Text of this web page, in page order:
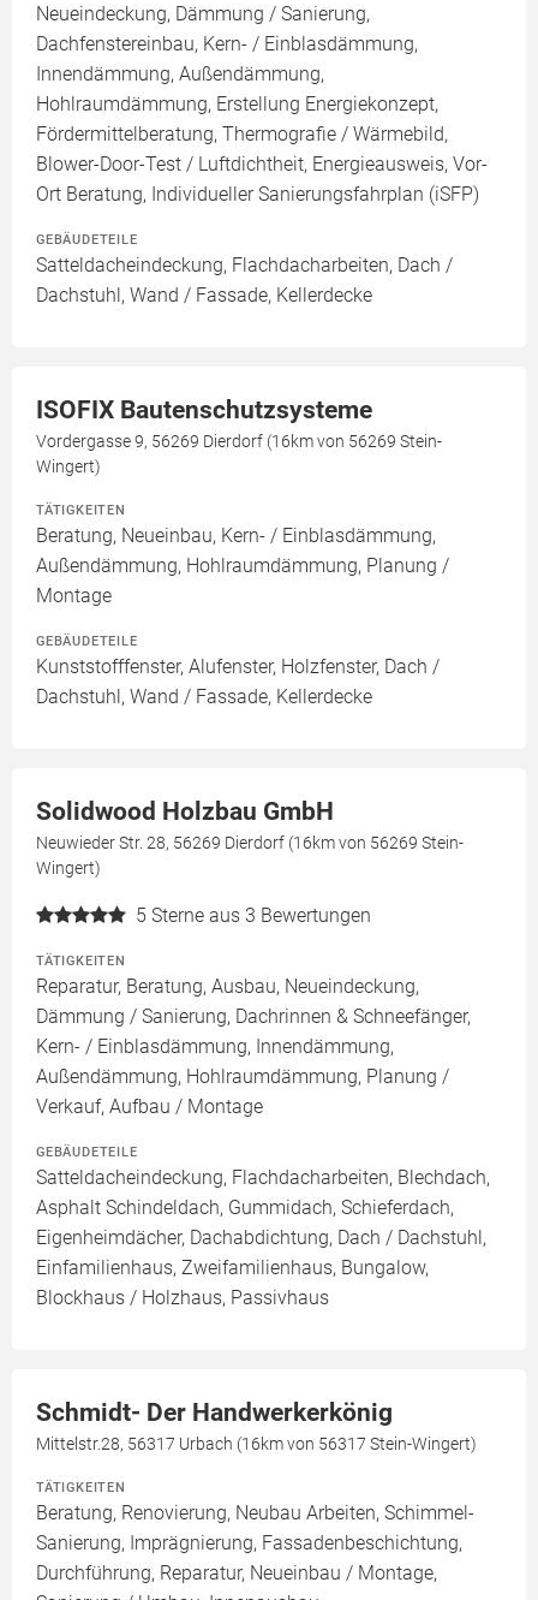
Neueindeckung, Dämmung / Sanierung,
Dachfenstereinbau, Kern- / Einblasdämmung,
Innendämmung, Außendämmung,
Hohlraumdämmung, Erstellung Energiekonzept,
Fördermittelberatung, Thermografie / Wärmebild,
Blower-Door-Test / Luftdichtheit, Energieausweis, Vor-
Ort Beratung, Individueller Sanierungsfahrplan (iSFP)
GEBÄUDETEILE
Satteldacheindeckung, Flachdacharbeiten, Dach /
Dachstuhl, Wand / Fassade, Kellerdecke
ISOFIX Bautenschutzsysteme
Vordergasse 9, 56269 Dierdorf (16km von 56269 Stein-
Wingert)
TÄTIGKEITEN
Beratung, Neueinbau, Kern- / Einblasdämmung,
Außendämmung, Hohlraumdämmung, Planung /
Montage
GEBÄUDETEILE
Kunststofffenster, Alufenster, Holzfenster, Dach /
Dachstuhl, Wand / Fassade, Kellerdecke
Solidwood Holzbau GmbH
Neuwieder Str. 28, 56269 Dierdorf (16km von 56269 Stein-
Wingert)
5 Sterne aus 3 Bewertungen
TÄTIGKEITEN
Reparatur, Beratung, Ausbau, Neueindeckung,
Dämmung / Sanierung, Dachrinnen & Schneefänger,
Kern- / Einblasdämmung, Innendämmung,
Außendämmung, Hohlraumdämmung, Planung /
Verkauf, Aufbau / Montage
GEBÄUDETEILE
Satteldacheindeckung, Flachdacharbeiten, Blechdach,
Asphalt Schindeldach, Gummidach, Schieferdach,
Eigenheimdächer, Dachabdichtung, Dach / Dachstuhl,
Einfamilienhaus, Zweifamilienhaus, Bungalow,
Blockhaus / Holzhaus, Passivhaus
Schmidt- Der Handwerkerkönig
Mittelstr.28, 56317 Urbach (16km von 56317 Stein-Wingert)
TÄTIGKEITEN
Beratung, Renovierung, Neubau Arbeiten, Schimmel-
Sanierung, Imprägnierung, Fassadenbeschichtung,
Durchführung, Reparatur, Neueinbau / Montage,